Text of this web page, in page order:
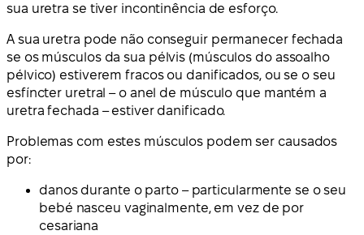
sua uretra se tiver incontinência de esforço.
A sua uretra pode não conseguir permanecer fechada
se os músculos da sua pélvis (músculos do assoalho
pélvico) estiverem fracos ou danificados, ou se o seu
esfíncter uretral – o anel de músculo que mantém a
uretra fechada – estiver danificado.
Problemas com estes músculos podem ser causados
por:
danos durante o parto – particularmente se o seu
bebé nasceu vaginalmente, em vez de por
cesariana